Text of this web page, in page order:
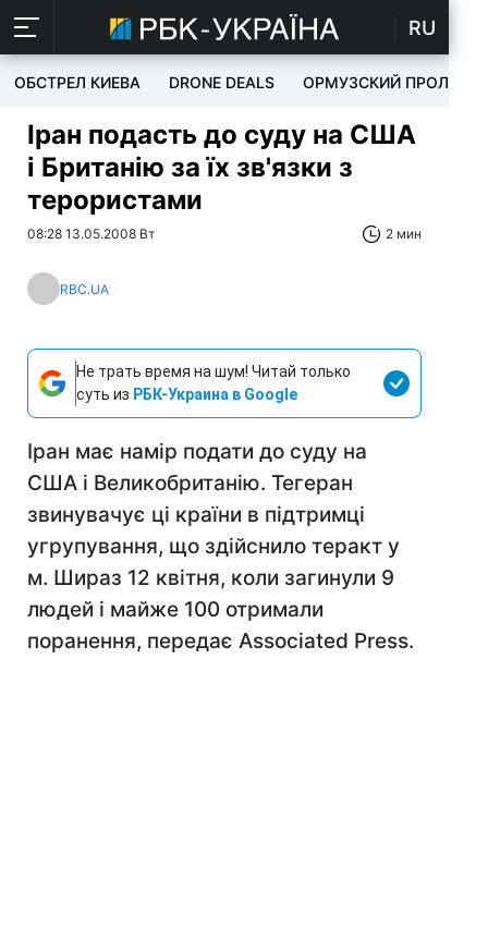
RU
ОБСТРЕЛ КИЕВА DRONE DEALS ОРМУЗСКИЙ ПРОЛИВ
Іран подасть до суду на США
і Британію за їх зв'язки з
терористами
08:28 13.05.2008 Вт 2 мин
RBC.UA
Не трать время на шум! Читай только
суть из РБК-Украина в Google
Іран має намір подати до суду на
США і Великобританію. Тегеран
звинувачує ці країни в підтримці
угрупування, що здійснило теракт у
м. Шираз 12 квітня, коли загинули 9
людей і майже 100 отримали
поранення, передає Associated Press.